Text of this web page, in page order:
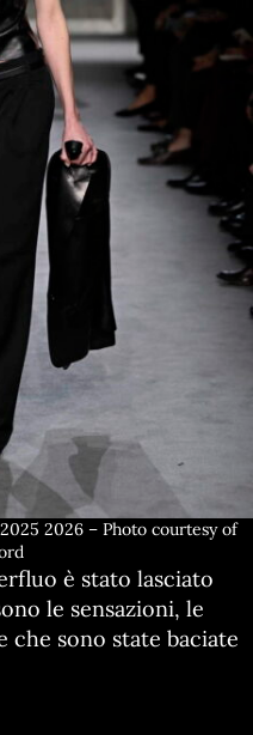
2026 – Photo courtesy of
è stato lasciato
le sensazioni, le
che sono state baciate